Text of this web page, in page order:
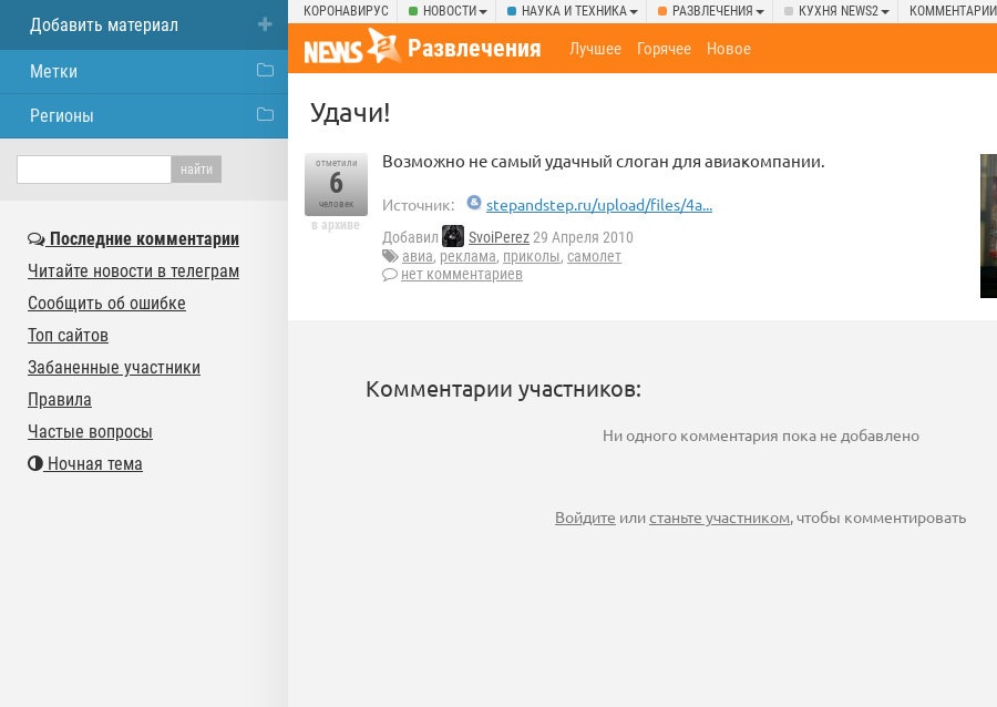
КОРОНАВИРУС НОВОСТИ НАУКА И ТЕХНИКА РАЗВЛЕЧЕНИЯ КУХНЯ NEWS2 КОММЕНТАРИИ
Развлечения Лучшее Горячее Новое
Удачи!
отметили
6
человек
в архиве
Возможно не самый удачный слоган для авиакомпании.
Источник: stepandstep.ru/upload/files/4a...
Добавил SvoiPerez29 Апреля 2010
авиа, реклама, приколы, самолет
нет комментариев
Комментарии участников:
Ни одного комментария пока не добавлено
Войдите илистаньте участником, чтобы комментировать
Добавить материал
Метки
Регионы
Последние комментарии
Читайте новости в телеграм
Сообщить об ошибке
Топ сайтов
Забаненные участники
Правила
Частые вопросы
Ночная тема